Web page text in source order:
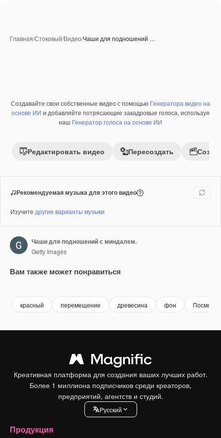
Главная/Стоковый/Видео/Чаши для подношений …
Премиум
Создавайте свои собственные видео с помощью Генератора видео на
основе ИИ и добавляйте потрясающие закадровые голоса, используя
наш Генератор голоса на основе ИИ
Редактировать видео Пересоздать
Рекомендуемая музыка для этого видео
Изучите другие варианты музыки
Чаши для подношений с миндалем.
Getty Images
Вам также может понравиться
красный перемещение древесина фон
Креативная платформа для создания ваших лучших работ.
Более 1 миллиона подписчиков среди креаторов,
предприятий, агентств и студий.
Pусский
Продукция